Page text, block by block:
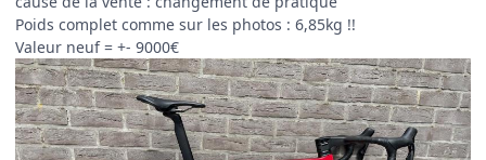
Poids complet comme sur les photos : 6,85kg !!
Valeur neuf = +- 9000€